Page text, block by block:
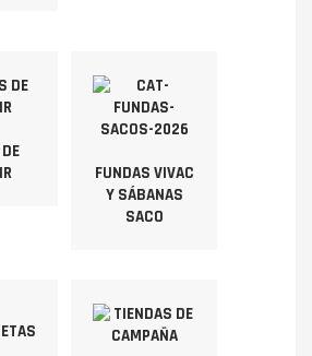
FUNDAS VIVAC
Y SÁBANAS
SACO